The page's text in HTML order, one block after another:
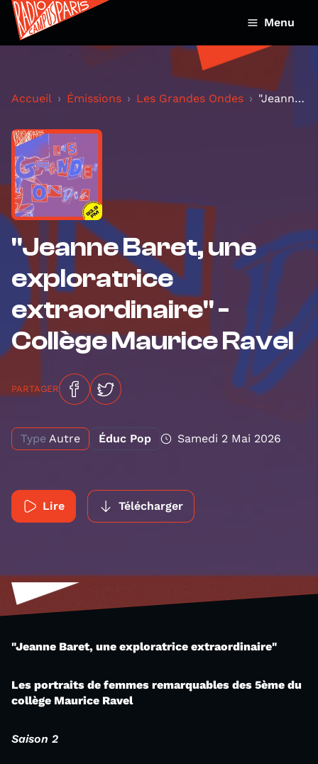
Menu
Accueil Émissions Les Grandes Ondes "Jeanne Baret, une exploratrice extraordinaire" -...
"Jeanne Baret, une
exploratrice
extraordinaire" -
Collège Maurice Ravel
PARTAGER
Type Autre Éduc Pop Samedi 2 Mai 2026
Lire Télécharger
"Jeanne Baret, une exploratrice extraordinaire"
Les portraits de femmes remarquables des 5ème du
collège Maurice Ravel
Saison 2